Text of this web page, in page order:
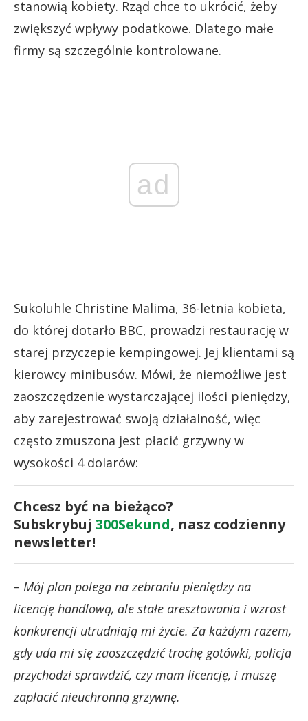
stanowią kobiety. Rząd chce to ukrócić, żeby
zwiększyć wpływy podatkowe. Dlatego małe
firmy są szczególnie kontrolowane.
ad
Sukoluhle Christine Malima, 36-letnia kobieta,
do której dotarło BBC, prowadzi restaurację w
starej przyczepie kempingowej. Jej klientami są
kierowcy minibusów. Mówi, że niemożliwe jest
zaoszczędzenie wystarczającej ilości pieniędzy,
aby zarejestrować swoją działalność, więc
często zmuszona jest płacić grzywny w
wysokości 4 dolarów:
Chcesz być na bieżąco?
Subskrybuj 300Sekund, nasz codzienny
newsletter!
– Mój plan polega na zebraniu pieniędzy na
licencję handlową, ale stałe aresztowania i wzrost
konkurencji utrudniają mi życie. Za każdym razem,
gdy uda mi się zaoszczędzić trochę gotówki, policja
przychodzi sprawdzić, czy mam licencję, i muszę
zapłacić nieuchronną grzywnę.